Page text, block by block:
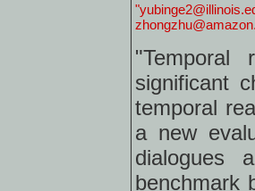
"Temporal
significant
temporal
a new
dialogues
benchmark